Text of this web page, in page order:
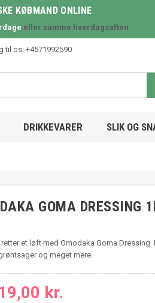
KØBMAND ONLINE
eller samme hverdagsaften
til os: +4571992590
DRIKKEVARER SLIK OG
GOMA DRESSING
retter et løft med Omodaka Goma
og meget mere.
kr.